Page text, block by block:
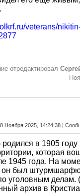
veterans/
отредактировал
Ноября 2025, 14:24:38 |
в 1905
которая
1945 года. На
он был
уголовным делам.
архив в